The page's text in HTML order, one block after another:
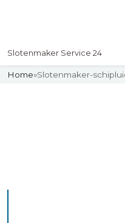
Slotenmaker Service 24
Home»Slotenmaker-